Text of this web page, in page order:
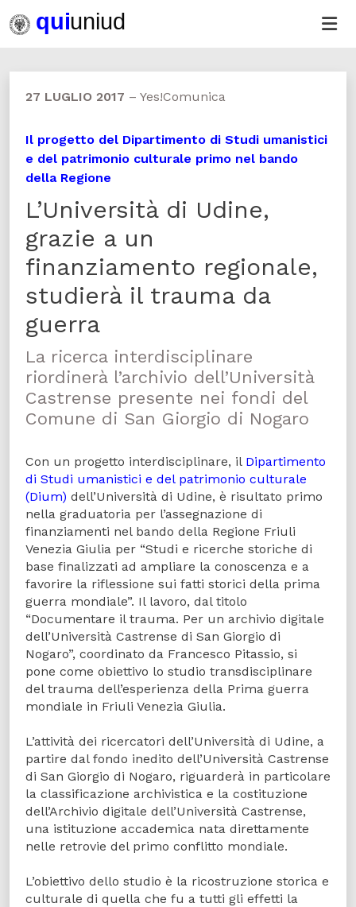
27 LUGLIO 2017 – Yes!Comunica
Il progetto del Dipartimento di Studi umanistici
e del patrimonio culturale primo nel bando
della Regione
L’Università di Udine,
grazie a un
finanziamento regionale,
studierà il trauma da
guerra
La ricerca interdisciplinare
riordinerà l’archivio dell’Università
Castrense presente nei fondi del
Comune di San Giorgio di Nogaro
Con un progetto interdisciplinare, il Dipartimento
di Studi umanistici e del patrimonio culturale
(Dium) dell’Università di Udine, è risultato primo
nella graduatoria per l’assegnazione di
finanziamenti nel bando della Regione Friuli
Venezia Giulia per “Studi e ricerche storiche di
base finalizzati ad ampliare la conoscenza e a
favorire la riflessione sui fatti storici della prima
guerra mondiale”. Il lavoro, dal titolo
“Documentare il trauma. Per un archivio digitale
dell’Università Castrense di San Giorgio di
Nogaro”, coordinato da Francesco Pitassio, si
pone come obiettivo lo studio transdisciplinare
del trauma dell’esperienza della Prima guerra
mondiale in Friuli Venezia Giulia.
L’attività dei ricercatori dell’Università di Udine, a
partire dal fondo inedito dell’Università Castrense
di San Giorgio di Nogaro, riguarderà in particolare
la classificazione archivistica e la costituzione
dell’Archivio digitale dell’Università Castrense,
una istituzione accademica nata direttamente
nelle retrovie del primo conflitto mondiale.
L’obiettivo dello studio è la ricostruzione storica e
culturale di quella che fu a tutti gli effetti la